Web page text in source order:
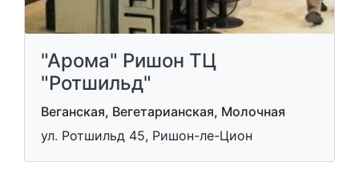
"Арома" Ришон ТЦ
"Ротшильд"
Веганская, Вегетарианская, Молочная
ул. Ротшильд 45, Ришон-ле-Цион